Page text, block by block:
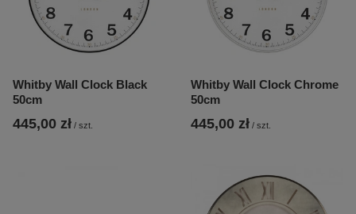
Whitby Wall Clock Black
50cm
445,00 zł / szt.
Whitby Wall Clock Chrome
50cm
445,00 zł / szt.